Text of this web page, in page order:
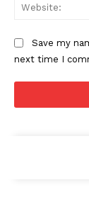
Save my
next time I